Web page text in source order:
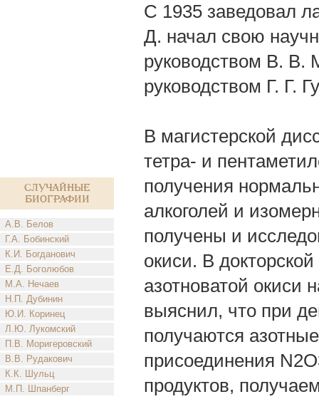
Случайные
биографии
А.В. Белов
Г.А. Бобинский
К.И. Богданович
Е.Д. Боголюбов
М.А. Нечаев
Н.П. Дубинин
Ю.И. Коринец
Л.Ю. Лукомский
П.В. Моригеровский
В.В. Рудакович
К.К. Шульц
М.П. Шпанберг
С 1935 заведовал
Д. начал свою
руководством В. В.
руководством Г. Г.
В магистерской
тетра- и
получения
алкоголей и
получены и
окиси. В
азотноватой окиси
выяснил, что при
получаются
присоединения
продуктов,